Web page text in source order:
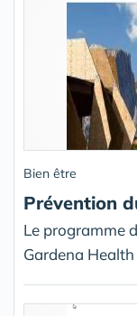
Bien être
Prévention
Le programme
Gardena